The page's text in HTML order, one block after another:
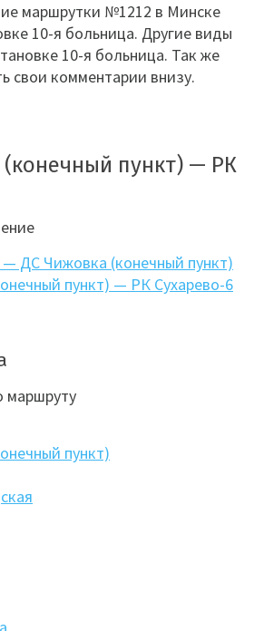
маршрутки №1212 в Минске
10-я больница. Другие виды
10-я больница. Так же
свои комментарии внизу.
пункт) — РК
— ДС Чижовка (конечный пункт)
пункт) — РК Сухарево-6
маршруту
пункт)